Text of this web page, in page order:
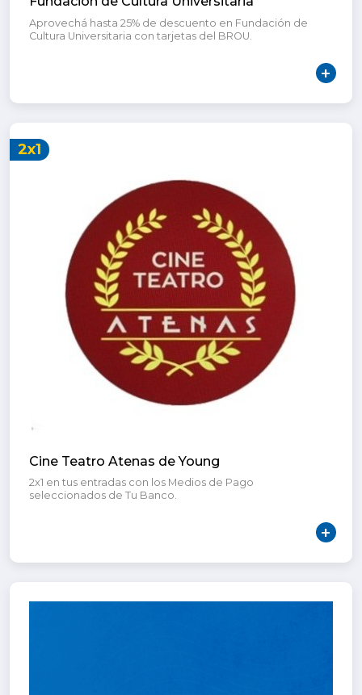
Aprovechá hasta 25% de descuento en Fundación de
Cultura Universitaria con tarjetas del BROU.
2x1
Cine Teatro Atenas de Young
2x1 en tus entradas con los Medios de Pago
seleccionados de Tu Banco.